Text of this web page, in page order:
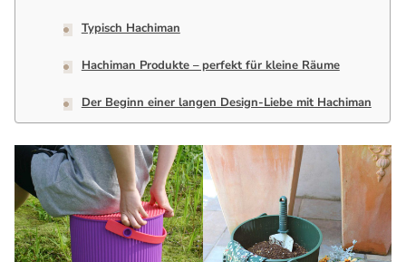
Typisch Hachiman
Hachiman Produkte – perfekt für kleine Räume
Der Beginn einer langen Design-Liebe mit Hachiman